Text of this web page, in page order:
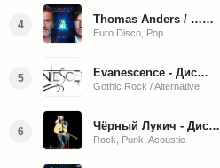
4 Thomas Anders / … Sings Modern Talking: The Best hi-res
Euro Disco, Pop
5 Evanescence - Дискография (1998-2026)
Gothic Rock / Alternative
6 Чёрный Лукич - Дискография (1987-2014)
Rock, Punk, Acoustic